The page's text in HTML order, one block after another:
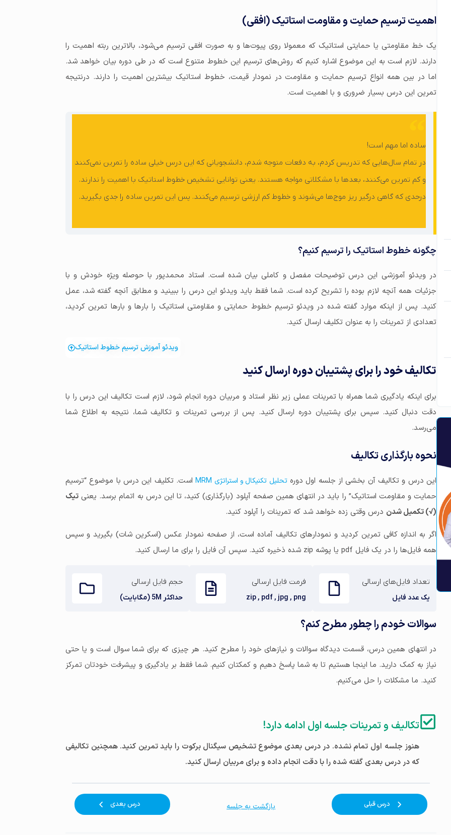
اهمیت ترسیم حمایت و مقاومت استاتیک (افقی)
یک خط مقاومتی یا حمایتی استاتیک که معمولا روی پیوت‌ها و به صورت افقی ترسیم می‌شود، بالاترین ربته اهمیت را
دارند. لازم است به این موضوع اشاره کنیم که روش‌های ترسیم این خطوط متنوع است که در طی دوره بیان خواهد شد.
اما در بین همه انواع ترسیم حمایت و مقاومت در نمودار قیمت، خطوط استاتیک بیشترین اهمیت را دارند. درنتیجه
تمرین این درس بسیار ضروری و با اهمیت است.
ساده اما مهم است!
در تمام سال‌هایی که تدریس کردم، به دفعات متوجه شدم، دانشجویانی که این درس خیلی ساده را تمرین نمی‌کنند
و کم تمرین می‌کنند، بعدها با مشکلاتی مواجه هستند. یعنی توانایی تشخیص خطوط استاتیک با اهمیت را ندارند.
درحدی که گاهی درگیر ریز موج‌ها می‌شوند و خطوط کم ارزشی ترسیم می‌کنند. پس این تمرین ساده را جدی بگیرید.
چگونه خطوط استاتیک را ترسیم کنیم؟
در ویدئو آموزشی این درس توضیحات مفصل و کاملی بیان شده است. استاد محمدپور با حوصله ویژه خودش و با
جزئیات همه آنچه لازم بوده را تشریح کرده است. شما فقط باید ویدئو این درس را ببینید و مطابق آنچه گفته شد، عمل
کنید. پس از اینکه موارد گفته شده در ویدئو ترسیم خطوط حمایتی و مقاومتی استاتیک را بارها و بارها تمرین کردید،
تعدادی از تمرینات را به عنوان تکلیف ارسال کنید.
ویدئو آموزش ترسیم خطوط استاتیک
تکالیف خود را برای پشتیبان دوره ارسال کنید
برای اینکه یادگیری شما همراه با تمرینات عملی زیر نظر استاد و مربیان دوره انجام شود، لازم است تکالیف این درس را با
دقت دنبال کنید. سپس برای پشتیبان دوره ارسال کنید. پس از بررسی تمرینات و تکالیف شما، نتیجه به اطلاع شما
می‌رسد.
نحوه بارگذاری تکالیف
این درس و تکالیف آن بخشی از جلسه اول دورهتحلیل تکنیکال و استراتژی MRM
است. تکلیف این درس با موضوع “ترسیم
حمایت و مقاومت استاتیک” را باید در انتهای همین صفحه آپلود (بارگذاری) کنید، تا این درس به اتمام برسد. یعنی تیک
(√) تکمیل شدن درس وقتی زده خواهد شد که تمرینات را آپلود کنید.
اگر به اندازه کافی تمرین کردید و نمودارهای تکالیف آماده است، از صفحه نمودار عکس (اسکرین شات) بگیرید و سپس
همه فایل‌ها را در یک فایل pdf یا پوشه zip شده ذخیره کنید. سپس آن فایل را برای ما ارسال کنید.
تعداد فایل‌های ارسالی
یک عدد فایل
فرمت فایل ارسالی
zip , pdf , jpg , png
حجم فایل ارسالی
حداکثر 5M (مگابایت)
سوالات خودم را چطور مطرح کنم؟
در انتهای همین درس، قسمت دیدگاه سوالات و نیازهای خود را مطرح کنید. هر چیزی که برای شما سوال است و یا حتی
نیاز به کمک دارید. ما اینجا هستیم تا به شما پاسخ دهیم و کمکتان کنیم. شما فقط بر یادگیری و پیشرفت خودتان تمرکز
کنید. ما مشکلات را حل می‌کنیم.
تکالیف و تمرینات جلسه اول ادامه دارد!
هنوز جلسه اول تمام نشده. در درس بعدی موضوع تشخیص سیگنال برکوت را باید تمرین کنید. همچنین تکالیفی
که در درس بعدی گفته شده را با دقت انجام داده و برای مربیان ارسال کنید.
درس قبلی بازگشت به جلسه درس بعدی